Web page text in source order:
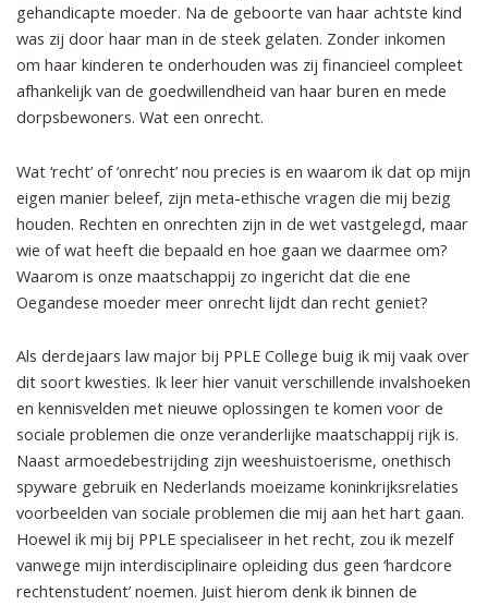
gehandicapte moeder. Na de geboorte van haar achtste kind
was zij door haar man in de steek gelaten. Zonder inkomen
om haar kinderen te onderhouden was zij financieel compleet
afhankelijk van de goedwillendheid van haar buren en mede
dorpsbewoners. Wat een onrecht.
Wat ‘recht’ of ‘onrecht’ nou precies is en waarom ik dat op mijn
eigen manier beleef, zijn meta-ethische vragen die mij bezig
houden. Rechten en onrechten zijn in de wet vastgelegd, maar
wie of wat heeft die bepaald en hoe gaan we daarmee om?
Waarom is onze maatschappij zo ingericht dat die ene
Oegandese moeder meer onrecht lijdt dan recht geniet?
Als derdejaars law major bij PPLE College buig ik mij vaak over
dit soort kwesties. Ik leer hier vanuit verschillende invalshoeken
en kennisvelden met nieuwe oplossingen te komen voor de
sociale problemen die onze veranderlijke maatschappij rijk is.
Naast armoedebestrijding zijn weeshuistoerisme, onethisch
spyware gebruik en Nederlands moeizame koninkrijksrelaties
voorbeelden van sociale problemen die mij aan het hart gaan.
Hoewel ik mij bij PPLE specialiseer in het recht, zou ik mezelf
vanwege mijn interdisciplinaire opleiding dus geen ‘hardcore
rechtenstudent’ noemen. Juist hierom denk ik binnen de